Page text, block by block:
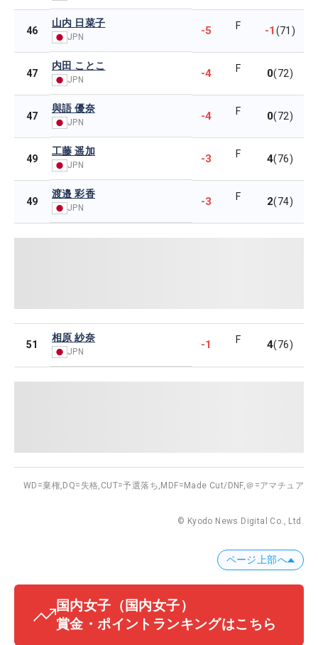
46
山内 日菜子
JPN -5 F -1(71)
47
内田 ことこ
JPN -4 F 0(72)
47
與語 優奈
JPN -4 F 0(72)
49
工藤 遥加
JPN -3 F 4(76)
49
渡邉 彩香
JPN -3 F 2(74)
51
相原 紗奈
JPN
-1 F 4(76)
WD=棄権, DQ=失格, CUT=予選落ち, MDF=Made Cut/DNF,＠=アマチュア
© Kyodo News Digital Co., Ltd.
ページ上部へ
国内女子 （国内女子）
賞金・ポイントランキングはこちら